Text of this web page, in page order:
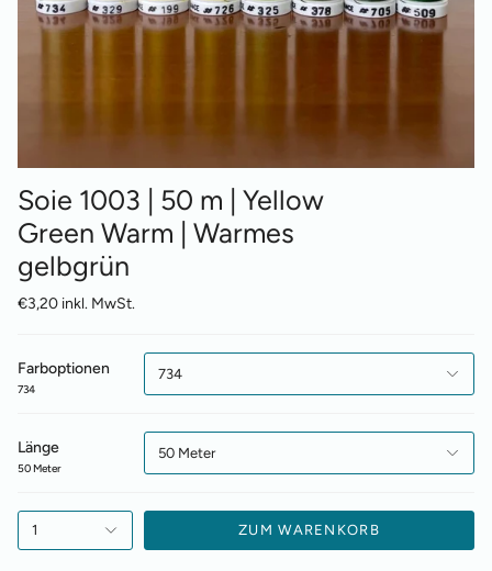
Soie 1003 | 50 m | Yellow
Green Warm | Warmes
gelbgrün
€3,20 inkl. MwSt.
Farboptionen
734
734
Länge
50 Meter
50 Meter
1 ZUM WARENKORB